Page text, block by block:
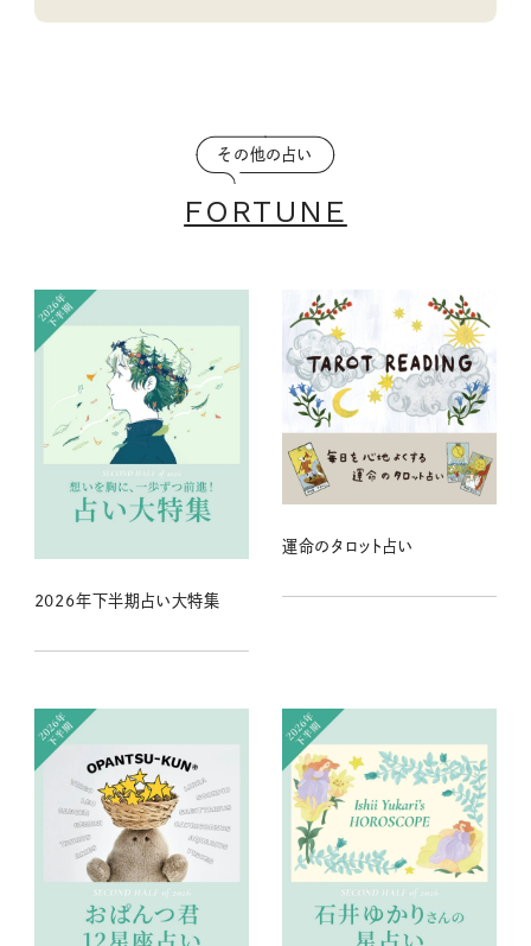
その他の占い
FORTUNE
2026年下半期占い大特集
運命のタロット占い